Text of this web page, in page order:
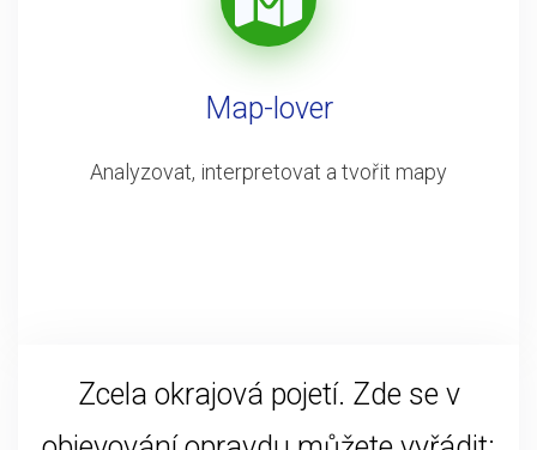
Map-lover
Analyzovat, interpretovat a tvořit mapy
Zcela okrajová pojetí. Zde se v